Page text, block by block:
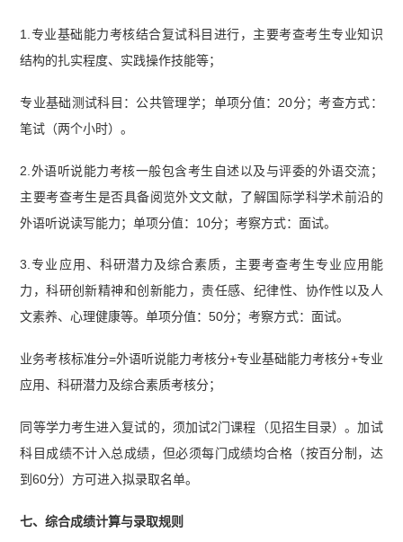
1.专业基础能力考核结合复试科目进行，主要考查考生专业知识
结构的扎实程度、实践操作技能等；
专业基础测试科目：公共管理学；单项分值：20分；考查方式：
笔试（两个小时）。
2.外语听说能力考核一般包含考生自述以及与评委的外语交流；
主要考查考生是否具备阅览外文文献，了解国际学科学术前沿的
外语听说读写能力；单项分值：10分；考察方式：面试。
3.专业应用、科研潜力及综合素质，主要考查考生专业应用能
力，科研创新精神和创新能力，责任感、纪律性、协作性以及人
文素养、心理健康等。单项分值：50分；考察方式：面试。
业务考核标准分=外语听说能力考核分+专业基础能力考核分+专业
应用、科研潜力及综合素质考核分；
同等学力考生进入复试的，须加试2门课程（见招生目录）。加试
科目成绩不计入总成绩，但必须每门成绩均合格（按百分制，达
到60分）方可进入拟录取名单。
七、综合成绩计算与录取规则